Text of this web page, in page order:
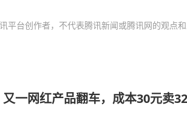
平台创作者，不代表腾讯新闻或腾讯网的观点和
一网红产品翻车，成本30元卖32